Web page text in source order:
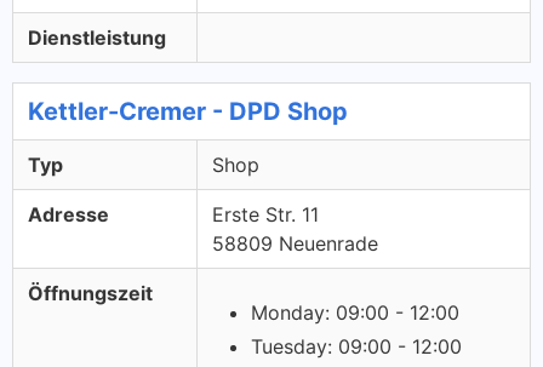
Dienstleistung
Kettler-Cremer - DPD Shop
Typ Shop
Adresse
Erste Str. 11
58809 Neuenrade
Öffnungszeit
Monday: 09:00 - 12:00
Tuesday: 09:00 - 12:00